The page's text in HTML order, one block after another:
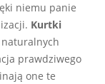
niemu panie
Kurtki
prawdziwego
one te